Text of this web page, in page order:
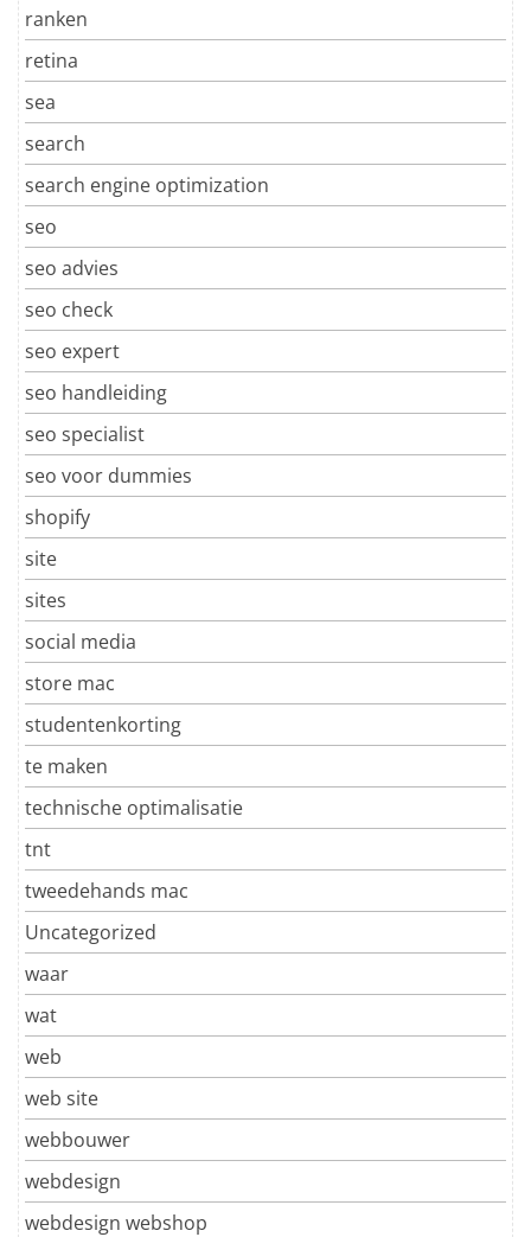
ranken
retina
sea
search
search engine optimization
seo
seo advies
seo check
seo expert
seo handleiding
seo specialist
seo voor dummies
shopify
site
sites
social media
store mac
studentenkorting
te maken
technische optimalisatie
tnt
tweedehands mac
Uncategorized
waar
wat
web
web site
webbouwer
webdesign
webdesign webshop